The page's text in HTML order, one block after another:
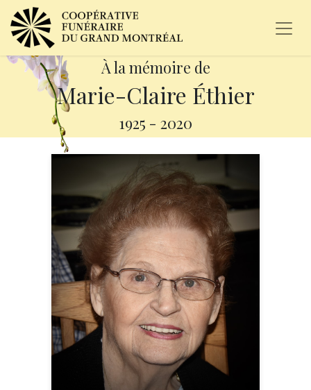
À la mémoire de
Marie-Claire Éthier
1925 - 2020